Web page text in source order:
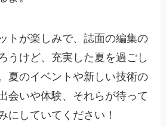
トが楽しみで、誌面の編集の
うけど、充実した夏を過ごし
夏のイベントや新しい技術の
会いや体験、それらが待って
にしていてください！